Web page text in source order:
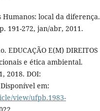
Humanos: local da diferença.
191-272, jan/abr, 2011.
EDUCAÇÃO E(M) DIREITOS
e ética ambiental.
2018. DOI:
em:
view/ufpb.1983-